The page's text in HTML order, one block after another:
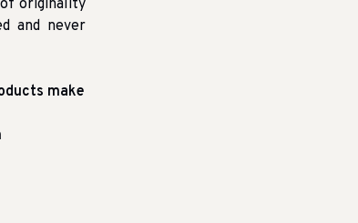
originality
and never
make